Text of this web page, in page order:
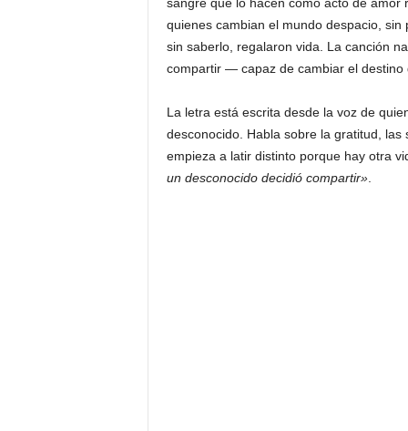
quienes cambian el mundo despacio,
sin saberlo, regalaron vida. La canción
compartir — capaz de cambiar el destino
La letra está escrita desde la voz de
desconocido. Habla sobre la gratitud,
empieza a latir distinto porque hay otra
un desconocido decidió compartir».